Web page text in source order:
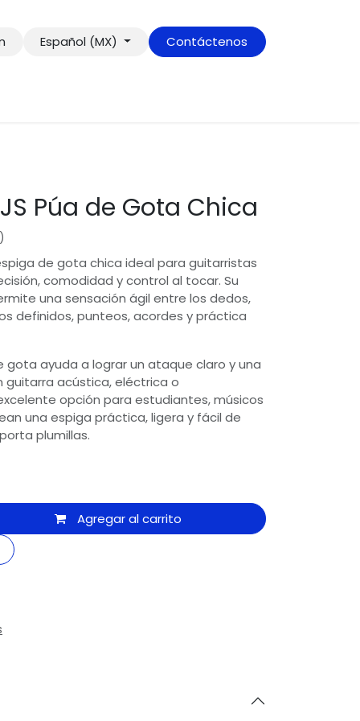
Español (MX) Contáctenos
Púa de Gota Chica
de gota chica ideal para guitarristas
comodidad y control al tocar. Su
una sensación ágil entre los dedos,
definidos, punteos, acordes y práctica
gota ayuda a lograr un ataque claro y una
acústica, eléctrica o
opción para estudiantes, músicos
una espiga práctica, ligera y fácil de
plumillas.
Agregar al carrito